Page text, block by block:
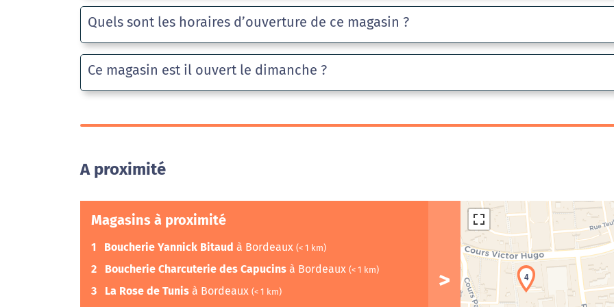
Quels sont les horaires d’ouverture de ce magasin ?
Ce magasin est il ouvert le dimanche ?
A proximité
Magasins à proximité
1 Boucherie Yannick Bitaud à Bordeaux (< 1 km)
2 Boucherie Charcuterie des Capucins à Bordeaux (< 1 km)
3 La Rose de Tunis à Bordeaux (< 1 km)
4